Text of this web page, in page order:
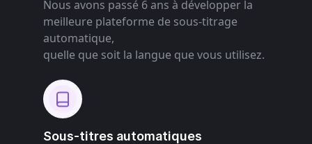
Nous avons passé 6 ans à développer la
meilleure plateforme de sous-titrage
automatique,
quelle que soit la langue que vous utilisez.
Sous-titres automatiques